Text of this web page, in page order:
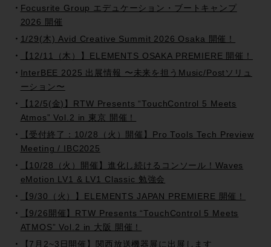
Focusrite Group エデュケーション・ブートキャンプ
2026 開催
1/29(木) Avid Creative Summit 2026 Osaka 開催！
【12/11（木）】ELEMENTS OSAKA PREMIERE 開催！
InterBEE 2025 出展情報 〜未来を担うMusic/Postソリュ
ーション〜
【12/5(金)】RTW Presents “TouchControl 5 Meets
Atmos” Vol.2 in 東京 開催！
【受付終了：10/28（火）開催】Pro Tools Tech Preview
Meeting / IBC2025
【10/28（火）開催】進化し続けるコンソール！Waves
eMotion LV1 & LV1 Classic 勉強会
【9/30（火）】ELEMENTS JAPAN PREMIERE 開催！
【9/26開催】RTW Presents “TouchControl 5 Meets
ATMOS” Vol.2 in 大阪 開催！
【7月2~3日開催】関西放送機器展に出展します